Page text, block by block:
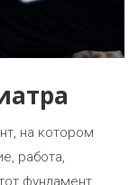
на котором
работа,
фундамент